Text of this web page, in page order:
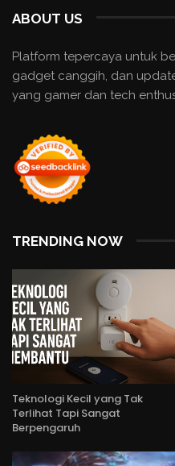
ABOUT US
Platform tepercaya untuk
gadget canggih, dan
yang gamer dan tech
TRENDING NOW
Teknologi Kecil yang Tak
Terlihat Tapi Sangat
Berpengaruh